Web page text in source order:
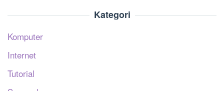
Kategori
Komputer
Internet
Tutorial